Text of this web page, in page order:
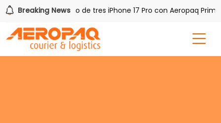
Breaking News
Gana uno de tres iPhone 17 Pro con Aeropaq Prime